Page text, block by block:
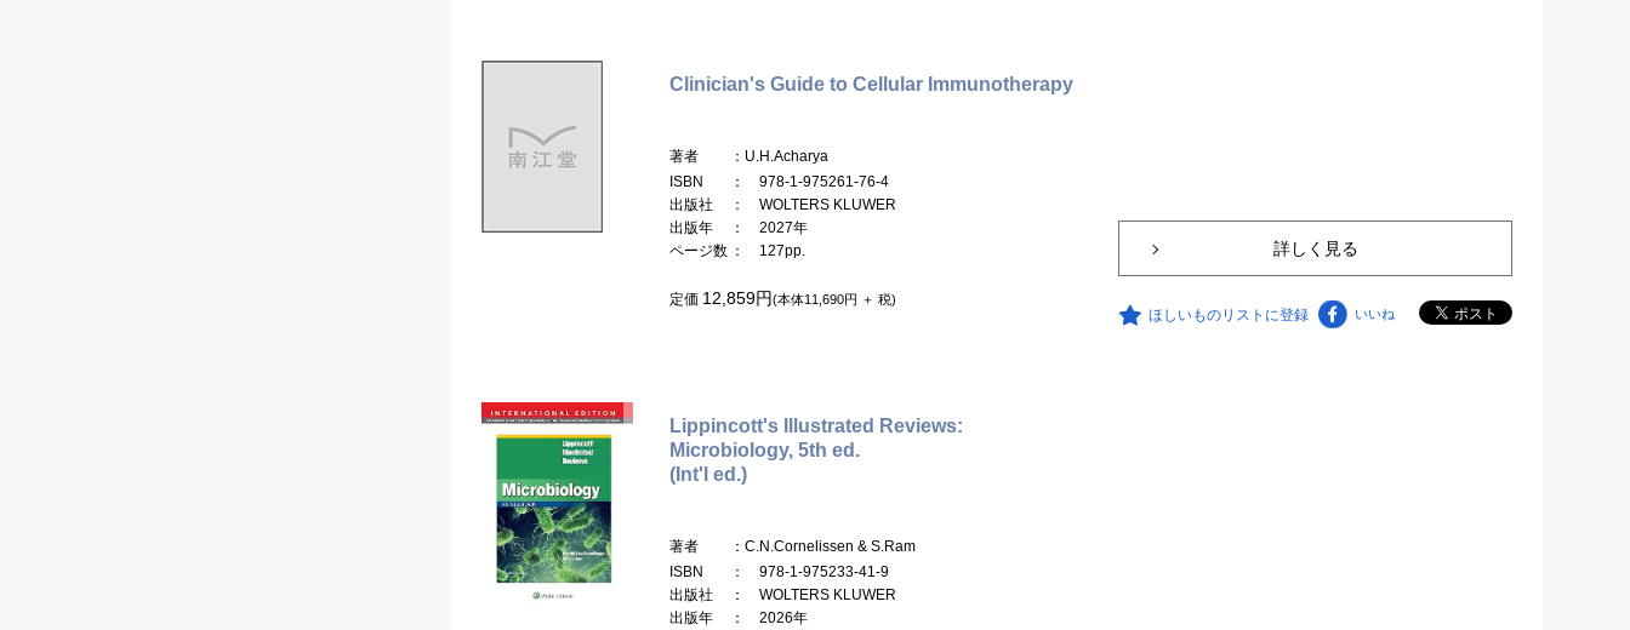
Clinician's Guide to Cellular Immunotherapy
著者
：U.H.Acharya
ISBN
： 978-1-975261-76-4
出版社
： WOLTERS KLUWER
出版年
： 2027年
ページ数 ： 127pp.
定価 12,859円(本体11,690円 ＋ 税)
詳しく見る
ほしいものリストに登録 いいね
Lippincott's Illustrated Reviews:
Microbiology, 5th ed.
(Int'l ed.)
著者
：C.N.Cornelissen & S.Ram
ISBN
： 978-1-975233-41-9
出版社
： WOLTERS KLUWER
出版年
： 2026年